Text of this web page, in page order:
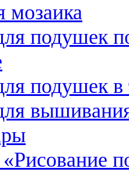
мозаика
подушек
подушек в